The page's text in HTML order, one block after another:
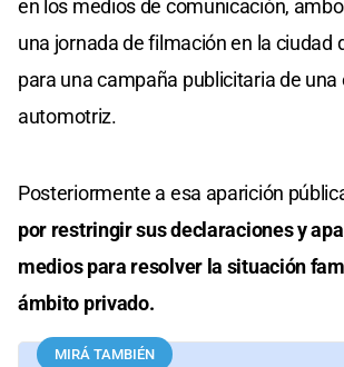
en los medios de comunicación,
una jornada de filmación en la ciudad
para una campaña publicitaria de una
automotriz.
Posteriormente a esa aparición
por restringir sus declaraciones y
medios para resolver la situación
ámbito privado.
MIRÁ TAMBIÉN